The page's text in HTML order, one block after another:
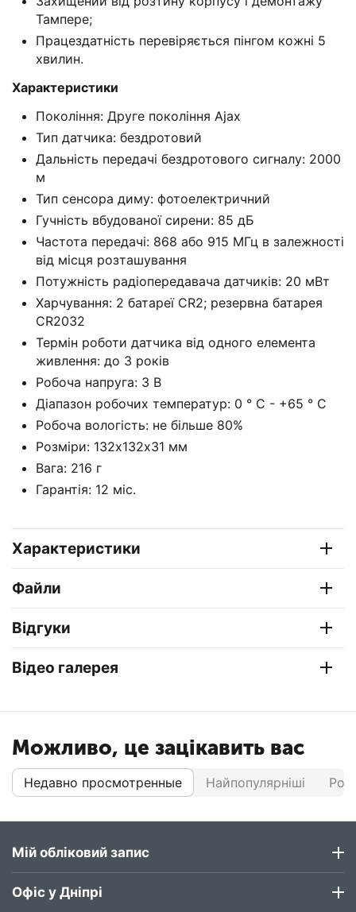
Тампере;
Працездатність перевіряється пінгом кожні 5
хвилин.
Характеристики
Покоління: Друге покоління Ajax
Тип датчика: бездротовий
Дальність передачі бездротового сигналу: 2000
м
Тип сенсора диму: фотоелектричний
Гучність вбудованої сирени: 85 дБ
Частота передачі: 868 або 915 МГц в залежності
від місця розташування
Потужність радіопередавача датчиків: 20 мВт
Харчування: 2 батареї CR2; резервна батарея
СR2032
Термін роботи датчика від одного елемента
живлення: до 3 років
Робоча напруга: 3 В
Діапазон робочих температур: 0 ° С - +65 ° С
Робоча вологість: не більше 80%
Розміри: 132х132x31 мм
Вага: 216 г
Гарантія: 12 міс.
Характеристики
Файли
Відгуки
Відео галерея
Можливо, це зацікавить вас
Недавно просмотренные Найпопулярніші
Мій обліковий запис
Офіс у Дніпрі